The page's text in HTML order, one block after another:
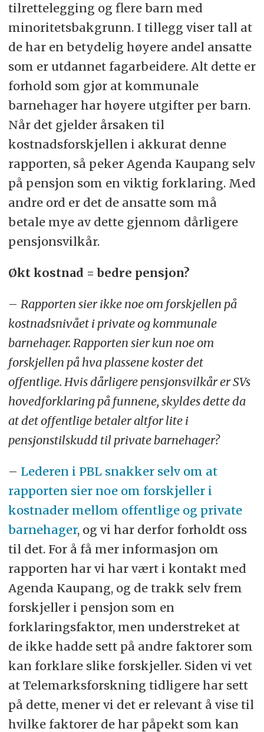
tilrettelegging og flere barn med
minoritetsbakgrunn. I tillegg viser tall at
de har en betydelig høyere andel ansatte
som er utdannet fagarbeidere. Alt dette er
forhold som gjør at kommunale
barnehager har høyere utgifter per barn.
Når det gjelder årsaken til
kostnadsforskjellen i akkurat denne
rapporten, så peker Agenda Kaupang selv
på pensjon som en viktig forklaring. Med
andre ord er det de ansatte som må
betale mye av dette gjennom dårligere
pensjonsvilkår.
Økt kostnad = bedre pensjon?
– Rapporten sier ikke noe om forskjellen på
kostnadsnivået i private og kommunale
barnehager. Rapporten sier kun noe om
forskjellen på hva plassene koster det
offentlige. Hvis dårligere pensjonsvilkår er SVs
hovedforklaring på funnene, skyldes dette da
at det offentlige betaler altfor lite i
pensjonstilskudd til private barnehager?
– Lederen i PBL snakker selv om at
rapporten sier noe om forskjeller i
kostnader mellom offentlige og private
barnehager, og vi har derfor forholdt oss
til det. For å få mer informasjon om
rapporten har vi har vært i kontakt med
Agenda Kaupang, og de trakk selv frem
forskjeller i pensjon som en
forklaringsfaktor, men understreket at
de ikke hadde sett på andre faktorer som
kan forklare slike forskjeller. Siden vi vet
at Telemarksforskning tidligere har sett
på dette, mener vi det er relevant å vise til
hvilke faktorer de har påpekt som kan